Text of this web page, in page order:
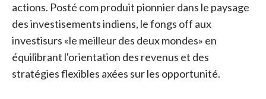
actions. Posté com produit pionnier dans le paysage
des investisements indiens, le fongs off aux
investisurs «le meilleur des deux mondes» en
équilibrant l'orientation des revenus et des
stratégies flexibles axées sur les opportunité.